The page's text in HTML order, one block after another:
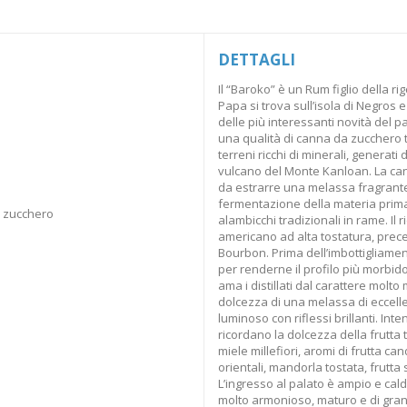
DETTAGLI
Il “Baroko” è un Rum figlio della
Papa si trova sull’isola di Negros
delle più interessanti novità del
una qualità di canna da zucchero
terreni ricchi di minerali, generati
vulcano del Monte Kanloan. La
da estrarre una melassa
fermentazione della materia
alambicchi tradizionali in rame. Il
americano ad alta tostatura,
Bourbon. Prima
per renderne il profilo più
ama i distillati dal carattere molto
dolcezza di una melassa di
luminoso con riflessi brillanti.
ricordano la dolcezza della frutta
miele millefiori, aromi di frutta
orientali, mandorla tostata, frutta
L’ingresso al palato è ampio e
molto armonioso, maturo e di